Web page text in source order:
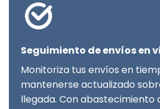
Seguimiento de envíos en
Monitoriza tus envíos en
mantenerse actualizado
llegada. Con abastecimiento